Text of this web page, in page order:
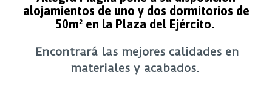
alojamientos de uno y dos dormitorios de
50m² en la Plaza del Ejército.
Encontrará las mejores calidades en
materiales y acabados.